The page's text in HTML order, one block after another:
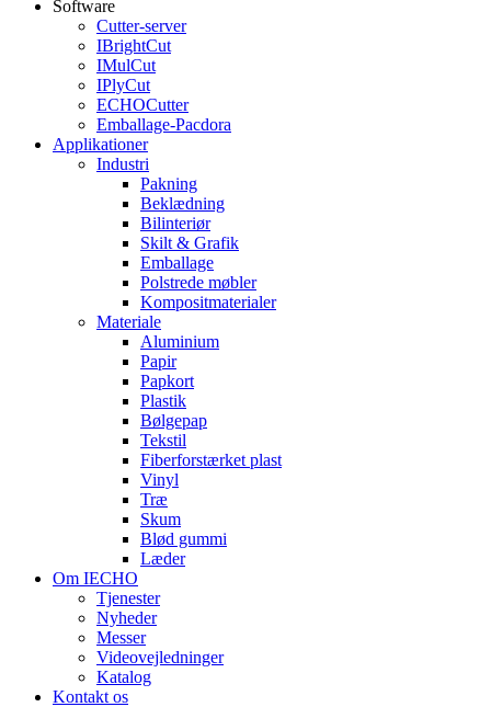
Software
Cutter-server
IBrightCut
IMulCut
IPlyCut
ECHOCutter
Emballage-Pacdora
Applikationer
Industri
Pakning
Beklædning
Bilinteriør
Skilt & Grafik
Emballage
Polstrede møbler
Kompositmaterialer
Materiale
Aluminium
Papir
Papkort
Plastik
Bølgepap
Tekstil
Fiberforstærket plast
Vinyl
Træ
Skum
Blød gummi
Læder
Om IECHO
Tjenester
Nyheder
Messer
Videovejledninger
Katalog
Kontakt os